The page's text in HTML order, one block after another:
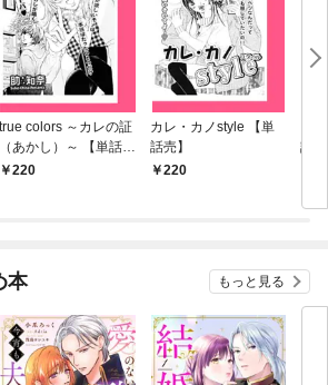
true colors ～カレの証
（あかし）～ 【単話
売】220
カレ・カノstyle 【単
話売】
220
話
本 もっと見る